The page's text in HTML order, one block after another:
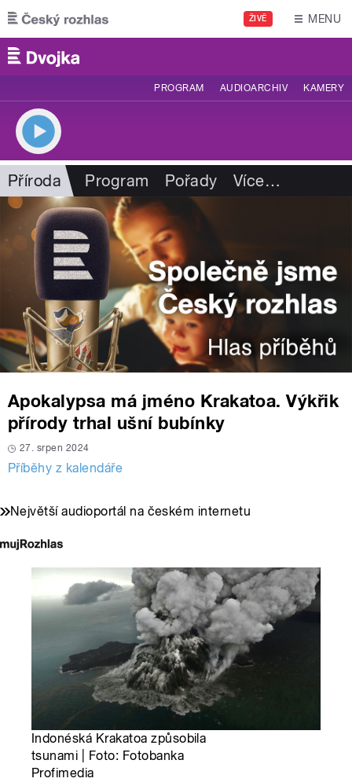
Přejít k hlavnímu obsahu
ŽIVĚ MENU
PROGRAM AUDIOARCHIV KAMERY
Příroda Program Pořady Více…
Apokalypsa má jméno Krakatoa. Výkřik
přírody trhal ušní bubínky
27. srpen 2024
Příběhy z kalendáře
Největší audioportál na českém internetu
Indonéská Krakatoa způsobila
tsunami | Foto: Fotobanka
Profimedia